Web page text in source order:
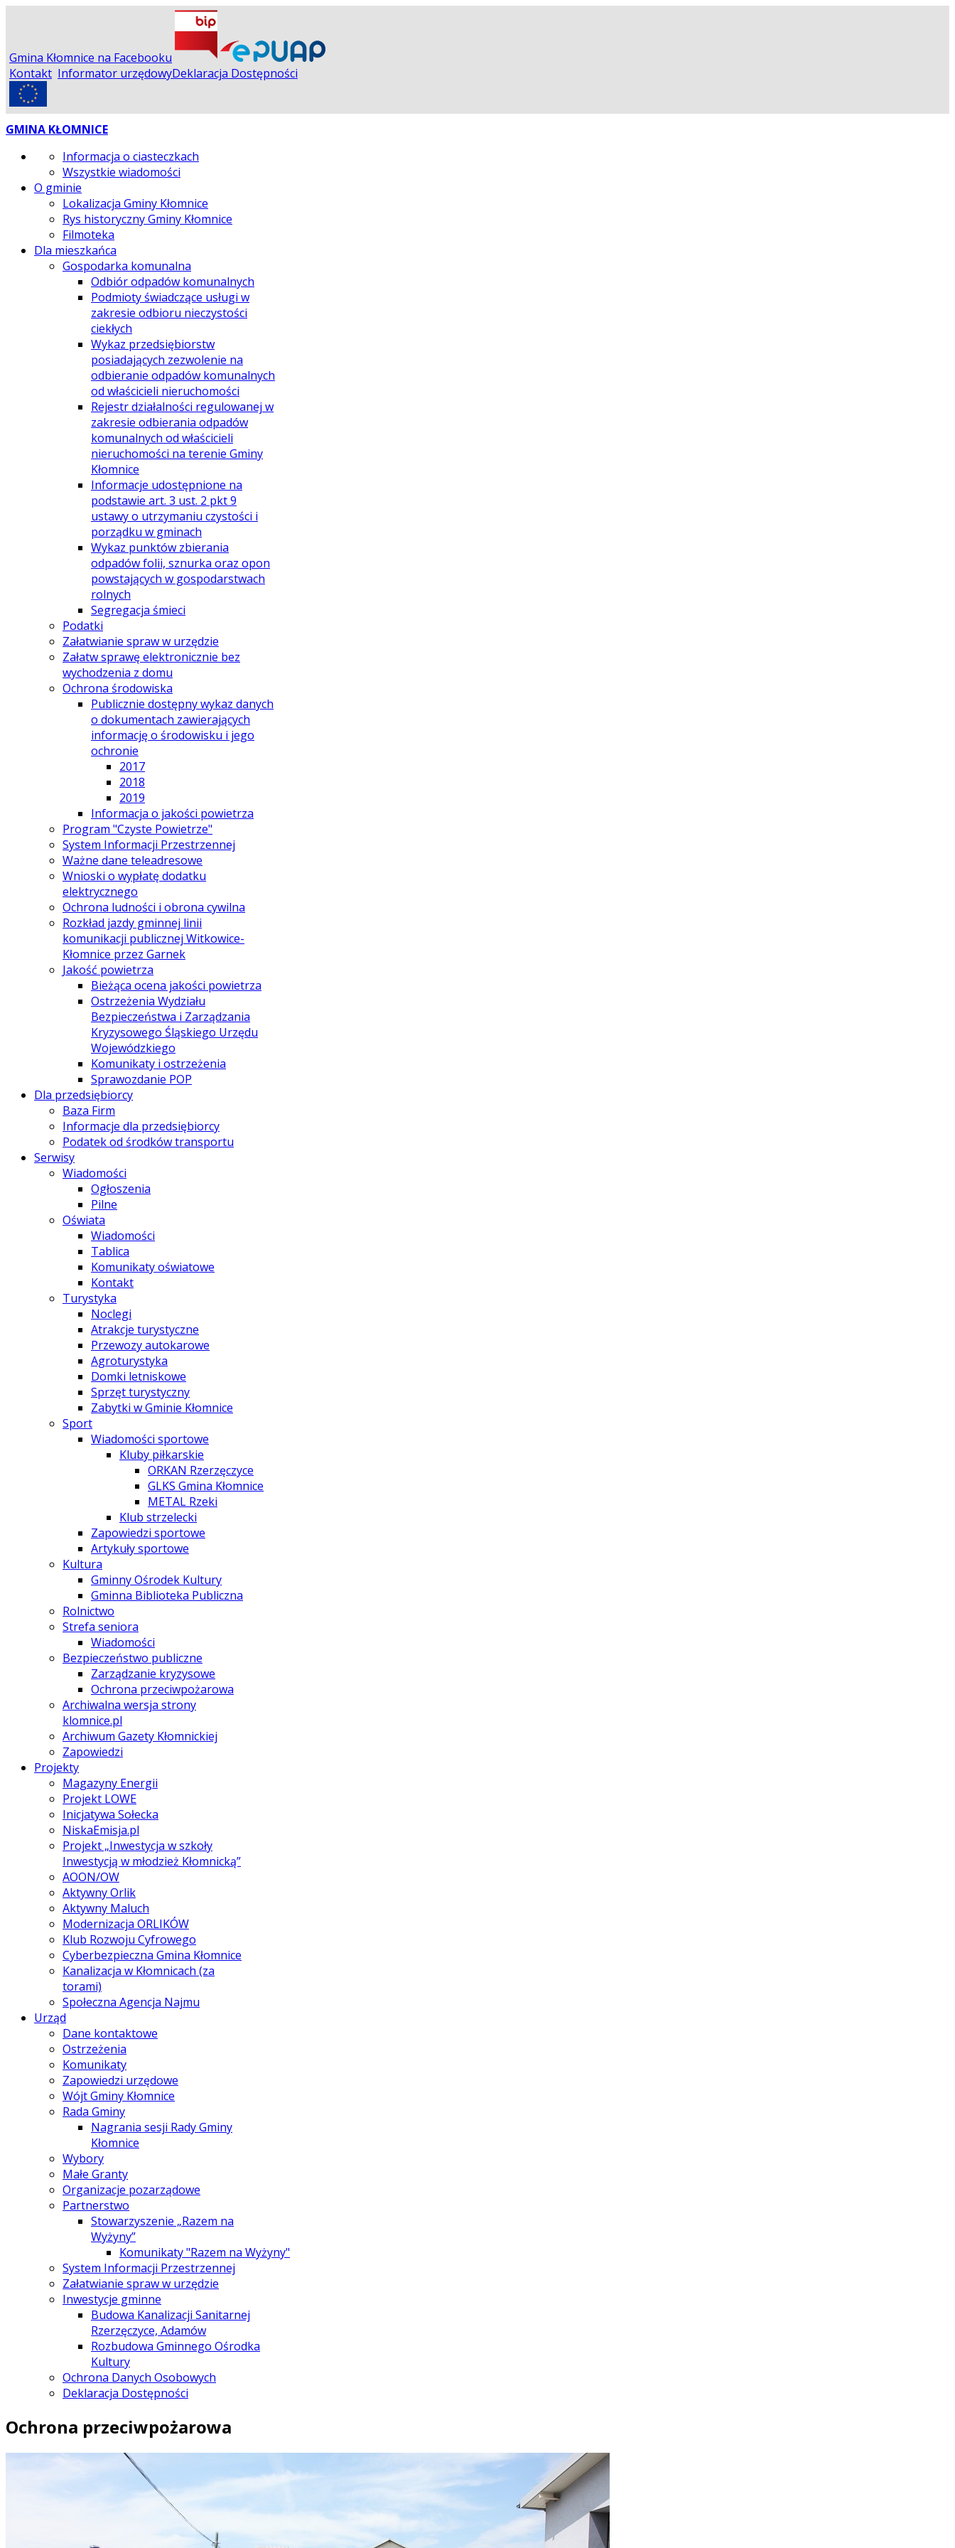
Gmina Kłomnice na Facebooku
Kontakt Informator urzędowyDeklaracja Dostępności
GMINA KŁOMNICE
Informacja o ciasteczkach
Wszystkie wiadomości
O gminie
Lokalizacja Gminy Kłomnice
Rys historyczny Gminy Kłomnice
Filmoteka
Dla mieszkańca
Gospodarka komunalna
Odbiór odpadów komunalnych
Podmioty świadczące usługi w
zakresie odbioru nieczystości
ciekłych
Wykaz przedsiębiorstw
posiadających zezwolenie na
odbieranie odpadów komunalnych
od właścicieli nieruchomości
Rejestr działalności regulowanej w
zakresie odbierania odpadów
komunalnych od właścicieli
nieruchomości na terenie Gminy
Kłomnice
Informacje udostępnione na
podstawie art. 3 ust. 2 pkt 9
ustawy o utrzymaniu czystości i
porządku w gminach
Wykaz punktów zbierania
odpadów folii, sznurka oraz opon
powstających w gospodarstwach
rolnych
Segregacja śmieci
Podatki
Załatwianie spraw w urzędzie
Załatw sprawę elektronicznie bez
wychodzenia z domu
Ochrona środowiska
Publicznie dostępny wykaz danych
o dokumentach zawierających
informację o środowisku i jego
ochronie
2017
2018
2019
Informacja o jakości powietrza
Program "Czyste Powietrze"
System Informacji Przestrzennej
Ważne dane teleadresowe
Wnioski o wypłatę dodatku
elektrycznego
Ochrona ludności i obrona cywilna
Rozkład jazdy gminnej linii
komunikacji publicznej Witkowice-
Kłomnice przez Garnek
Jakość powietrza
Bieżąca ocena jakości powietrza
Ostrzeżenia Wydziału
Bezpieczeństwa i Zarządzania
Kryzysowego Śląskiego Urzędu
Wojewódzkiego
Komunikaty i ostrzeżenia
Sprawozdanie POP
Dla przedsiębiorcy
Baza Firm
Informacje dla przedsiębiorcy
Podatek od środków transportu
Serwisy
Wiadomości
Ogłoszenia
Pilne
Oświata
Wiadomości
Tablica
Komunikaty oświatowe
Kontakt
Turystyka
Noclegi
Atrakcje turystyczne
Przewozy autokarowe
Agroturystyka
Domki letniskowe
Sprzęt turystyczny
Zabytki w Gminie Kłomnice
Sport
Wiadomości sportowe
Kluby piłkarskie
ORKAN Rzerzęczyce
GLKS Gmina Kłomnice
METAL Rzeki
Klub strzelecki
Zapowiedzi sportowe
Artykuły sportowe
Kultura
Gminny Ośrodek Kultury
Gminna Biblioteka Publiczna
Rolnictwo
Strefa seniora
Wiadomości
Bezpieczeństwo publiczne
Zarządzanie kryzysowe
Ochrona przeciwpożarowa
Archiwalna wersja strony
klomnice.pl
Archiwum Gazety Kłomnickiej
Zapowiedzi
Projekty
Magazyny Energii
Projekt LOWE
Inicjatywa Sołecka
NiskaEmisja.pl
Projekt „Inwestycja w szkoły
Inwestycją w młodzież Kłomnicką”
AOON/OW
Aktywny Orlik
Aktywny Maluch
Modernizacja ORLIKÓW
Klub Rozwoju Cyfrowego
Cyberbezpieczna Gmina Kłomnice
Kanalizacja w Kłomnicach (za
torami)
Społeczna Agencja Najmu
Urząd
Dane kontaktowe
Ostrzeżenia
Komunikaty
Zapowiedzi urzędowe
Wójt Gminy Kłomnice
Rada Gminy
Nagrania sesji Rady Gminy
Kłomnice
Wybory
Małe Granty
Organizacje pozarządowe
Partnerstwo
Stowarzyszenie „Razem na
Wyżyny”
Komunikaty "Razem na Wyżyny"
System Informacji Przestrzennej
Załatwianie spraw w urzędzie
Inwestycje gminne
Budowa Kanalizacji Sanitarnej
Rzerzęczyce, Adamów
Rozbudowa Gminnego Ośrodka
Kultury
Ochrona Danych Osobowych
Deklaracja Dostępności
Ochrona przeciwpożarowa